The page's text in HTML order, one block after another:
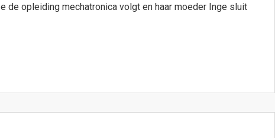
de opleiding mechatronica volgt en haar moeder Inge sluit